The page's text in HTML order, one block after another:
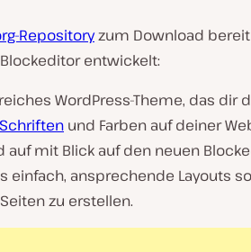
Repositoryzum Download
entwickelt:
WordPress-Theme, das dir
Schriften und Farben auf deiner
auf mit Blick auf den neuen
einfach, ansprechende Layouts
zu erstellen.